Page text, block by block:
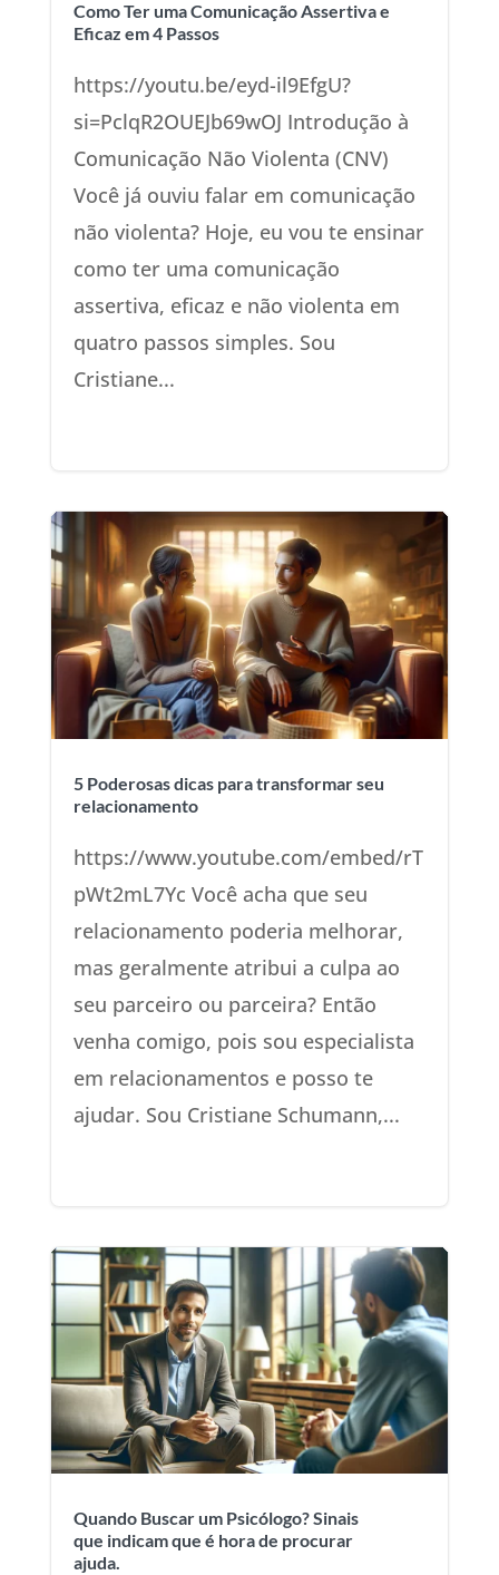
Como Ter uma Comunicação Assertiva e
Eficaz em 4 Passos
https://youtu.be/eyd-il9EfgU?
si=PclqR2OUEJb69wOJ Introdução à
Comunicação Não Violenta (CNV)
Você já ouviu falar em comunicação
não violenta? Hoje, eu vou te ensinar
como ter uma comunicação
assertiva, eficaz e não violenta em
quatro passos simples. Sou
Cristiane...
5 Poderosas dicas para transformar seu
relacionamento
https://www.youtube.com/embed/rT
pWt2mL7Yc Você acha que seu
relacionamento poderia melhorar,
mas geralmente atribui a culpa ao
seu parceiro ou parceira? Então
venha comigo, pois sou especialista
em relacionamentos e posso te
ajudar. Sou Cristiane Schumann,...
Quando Buscar um Psicólogo? Sinais
que indicam que é hora de procurar
ajuda.